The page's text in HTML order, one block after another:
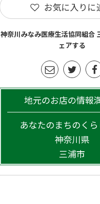
お気に入りに
神奈川みなみ医療生活協同組合
ェアする
地元のお店の情報
あなたのまちのく
神奈川県
三浦市